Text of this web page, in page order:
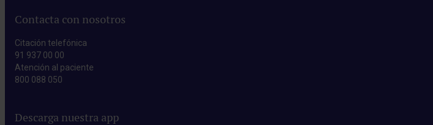
Contacta con nosotros
Citación telefónica
91 937 00 00
Atención al paciente
800 088 050
Descarga nuestra app